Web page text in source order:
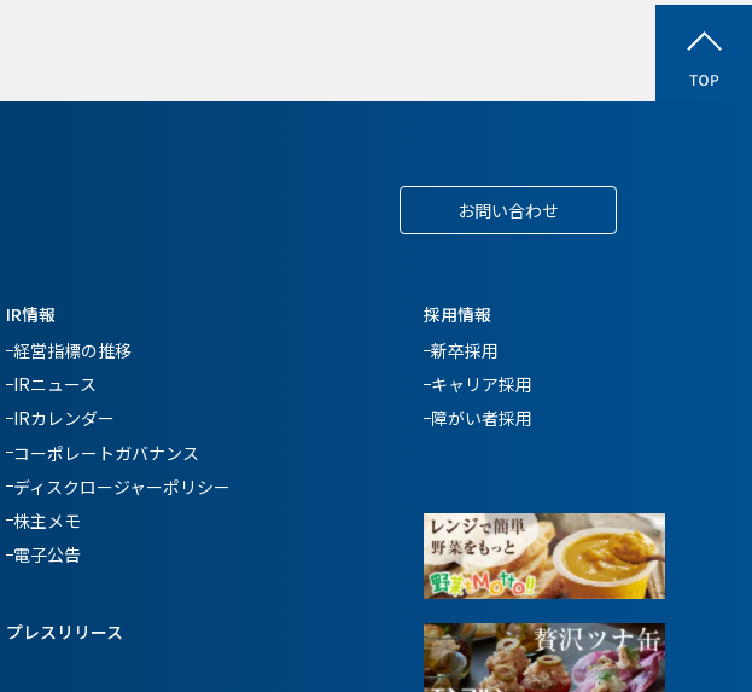
お問い合わせ
IR情報
経営指標の推移
IRニュース
IRカレンダー
コーポレートガバナンス
ディスクロージャーポリシー
株主メモ
電子公告
プレスリリース
採用情報
新卒採用
キャリア採用
障がい者採用